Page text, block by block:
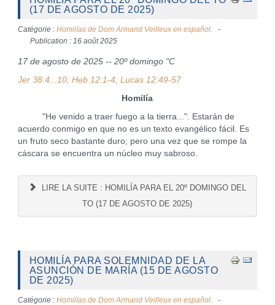
(17 DE AGOSTO DE 2025)
Catégorie : Homilías de Dom Armand Veilleux en español.
Publication : 16 août 2025
17 de agosto de 2025 -- 20º domingo "C
Jer 38:4...10; Heb 12:1-4; Lucas 12:49-57
Homilía
"He venido a traer fuego a la tierra...". Estarán de
acuerdo conmigo en que no es un texto evangélico fácil. Es
un fruto seco bastante duro; pero una vez que se rompe la
cáscara se encuentra un núcleo muy sabroso.
LIRE LA SUITE : HOMILÍA PARA EL 20º DOMINGO DEL
TO (17 DE AGOSTO DE 2025)
HOMILÍA PARA SOLEMNIDAD DE LA
ASUNCIÓN DE MARÍA (15 DE AGOSTO
DE 2025)
Catégorie : Homilías de Dom Armand Veilleux en español.